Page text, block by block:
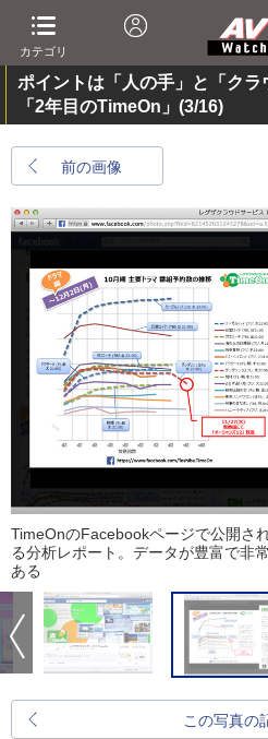
カテゴリ
ポイントは「人の手」と「クラ
「2年目のTimeOn」 (3/16)
前の画像
TimeOnのFacebookページで公開さ
る分析レポート。データが豊富で非
ある
この写真の